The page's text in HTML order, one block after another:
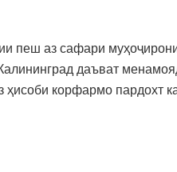
пеш аз сафари
даъват
ҳисоби корфармо